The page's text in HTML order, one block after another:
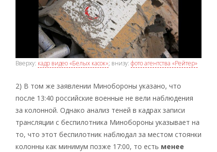
Вверху: кадр видео «Белых касок»; внизу: фото агентства «Рейтер»
2) В том же заявлении Минобороны указано, что
после 13:40 российские военные не вели наблюдения
за колонной. Однако анализ теней в кадрах записи
трансляции с беспилотника Минобороны указывает на
то, что этот беспилотник наблюдал за местом стоянки
колонны как минимум позже 17:00, то есть менее